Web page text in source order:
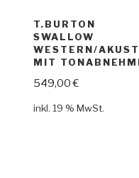
T.BURTON
SWALLOW
WESTERN/
MIT
549,00€
inkl. 19 % MwSt.